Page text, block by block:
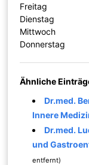
Freitag
Dienstag
Mittwoch
Donnerstag
Ähnliche
Dr.med.
Innere
Dr.med.
und
entfernt)